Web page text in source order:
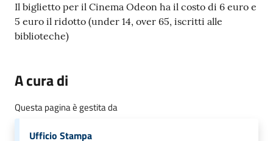
Il biglietto per il Cinema Odeon ha il costo di 6 euro e
5 euro il ridotto (under 14, over 65, iscritti alle
biblioteche)
A cura di
Questa pagina è gestita da
Ufficio Stampa